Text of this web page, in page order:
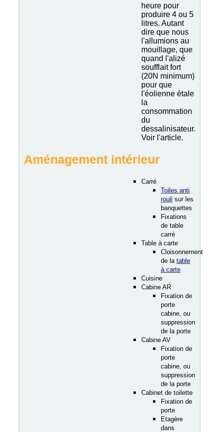
heure pour
produire 4 ou 5
litres. Autant
dire que nous
l'allumions au
mouillage, que
quand l'alizé
soufflait fort
(20N minimum)
pour que
l'éolienne étale
la
consommation
du
dessalinisateur.
Voir l'article.
Aménagement intérieur
Carré
Toiles anti
rouli sur les
banquettes
Fixations
de table
carré
Table à carte
Cloisonnement
de la table
à carte
Cuisine
Cabine AR
Fixation de
porte
cabine, ou
suppression
de la porte
Cabine AV
Fixation de
porte
cabine, ou
suppression
de la porte
Cabinet de toilette
Fixation de
porte
Etagère
dans